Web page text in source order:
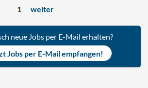
1 weiter
neue Jobs per E-Mail erhalten?
Jobs per E-Mail empfangen!